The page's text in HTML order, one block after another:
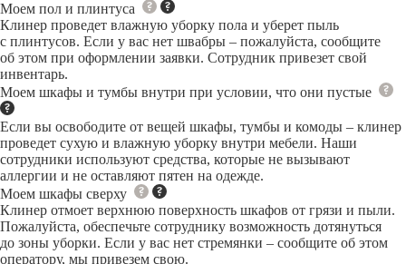
Моем пол и плинтуса
Клинер проведет влажную уборку пола и уберет пыль
с плинтусов. Если у вас нет швабры – пожалуйста, сообщите
об этом при оформлении заявки. Сотрудник привезет свой
инвентарь.
Моем шкафы и тумбы внутри при условии, что они пустые
Если вы освободите от вещей шкафы, тумбы и комоды – клинер
проведет сухую и влажную уборку внутри мебели. Наши
сотрудники используют средства, которые не вызывают
аллергии и не оставляют пятен на одежде.
Моем шкафы сверху
Клинер отмоет верхнюю поверхность шкафов от грязи и пыли.
Пожалуйста, обеспечьте сотруднику возможность дотянуться
до зоны уборки. Если у вас нет стремянки – сообщите об этом
оператору, мы привезем свою.